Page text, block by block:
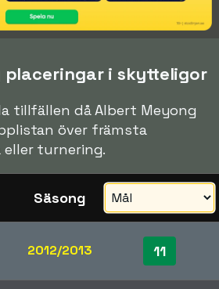
placeringar i skytteligor
tillfällen då Albert Meyong
över främsta
eller turnering.
Säsong
2012/2013 11